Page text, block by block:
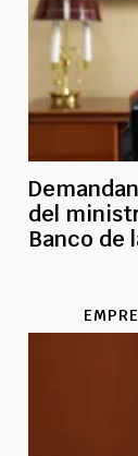
del
Banco de